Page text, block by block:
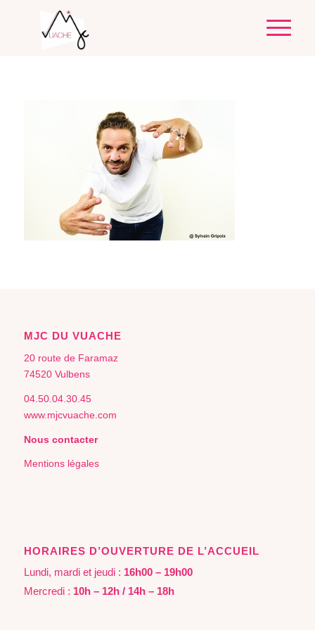
MJC DU VUACHE
20 route de Faramaz
74520 Vulbens
04.50.04.30.45
www.mjcvuache.com
Nous contacter
Mentions légales
HORAIRES D’OUVERTURE DE L’ACCUEIL
Lundi, mardi et jeudi : 16h00 – 19h00
Mercredi : 10h – 12h / 14h – 18h